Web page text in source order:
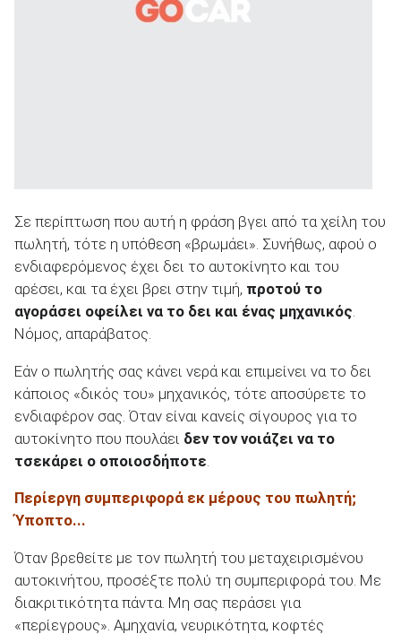
Σε περίπτωση που αυτή η φράση βγει από τα χείλη του
πωλητή, τότε η υπόθεση «βρωμάει». Συνήθως, αφού ο
ενδιαφερόμενος έχει δει το αυτοκίνητο και του
αρέσει, και τα έχει βρει στην τιμή, προτού το
αγοράσει οφείλει να το δει και ένας μηχανικός
Νόμος, απαράβατος.
Εάν ο πωλητής σας κάνει νερά και επιμείνει να το δει
κάποιος «δικός του» μηχανικός, τότε αποσύρετε το
ενδιαφέρον σας. Όταν είναι κανείς σίγουρος για το
αυτοκίνητο που πουλάει δεν τον νοιάζει να το
τσεκάρει ο οποιοσδήποτε
Περίεργη συμπεριφορά εκ μέρους του πωλητή;
Ύποπτο...
Όταν βρεθείτε με τον πωλητή του μεταχειρισμένου
αυτοκινήτου, προσέξτε πολύ τη συμπεριφορά του. Με
διακριτικότητα πάντα. Μη σας περάσει για
«περίεγρους». Αμηχανία, νευρικότητα, κοφτές